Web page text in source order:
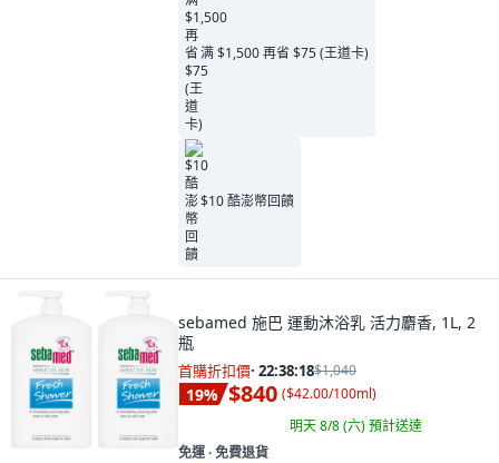
满 $1,500 再省 $75 (王道卡)
$10 酷澎幣回饋
sebamed 施巴 運動沐浴乳 活力麝香, 1L, 2
瓶
首購折扣價· 22:38:16$1,040
19% $840 ($42.00/100ml)
明天 8/8 (六)預計送達
免運 ∙ 免費退貨